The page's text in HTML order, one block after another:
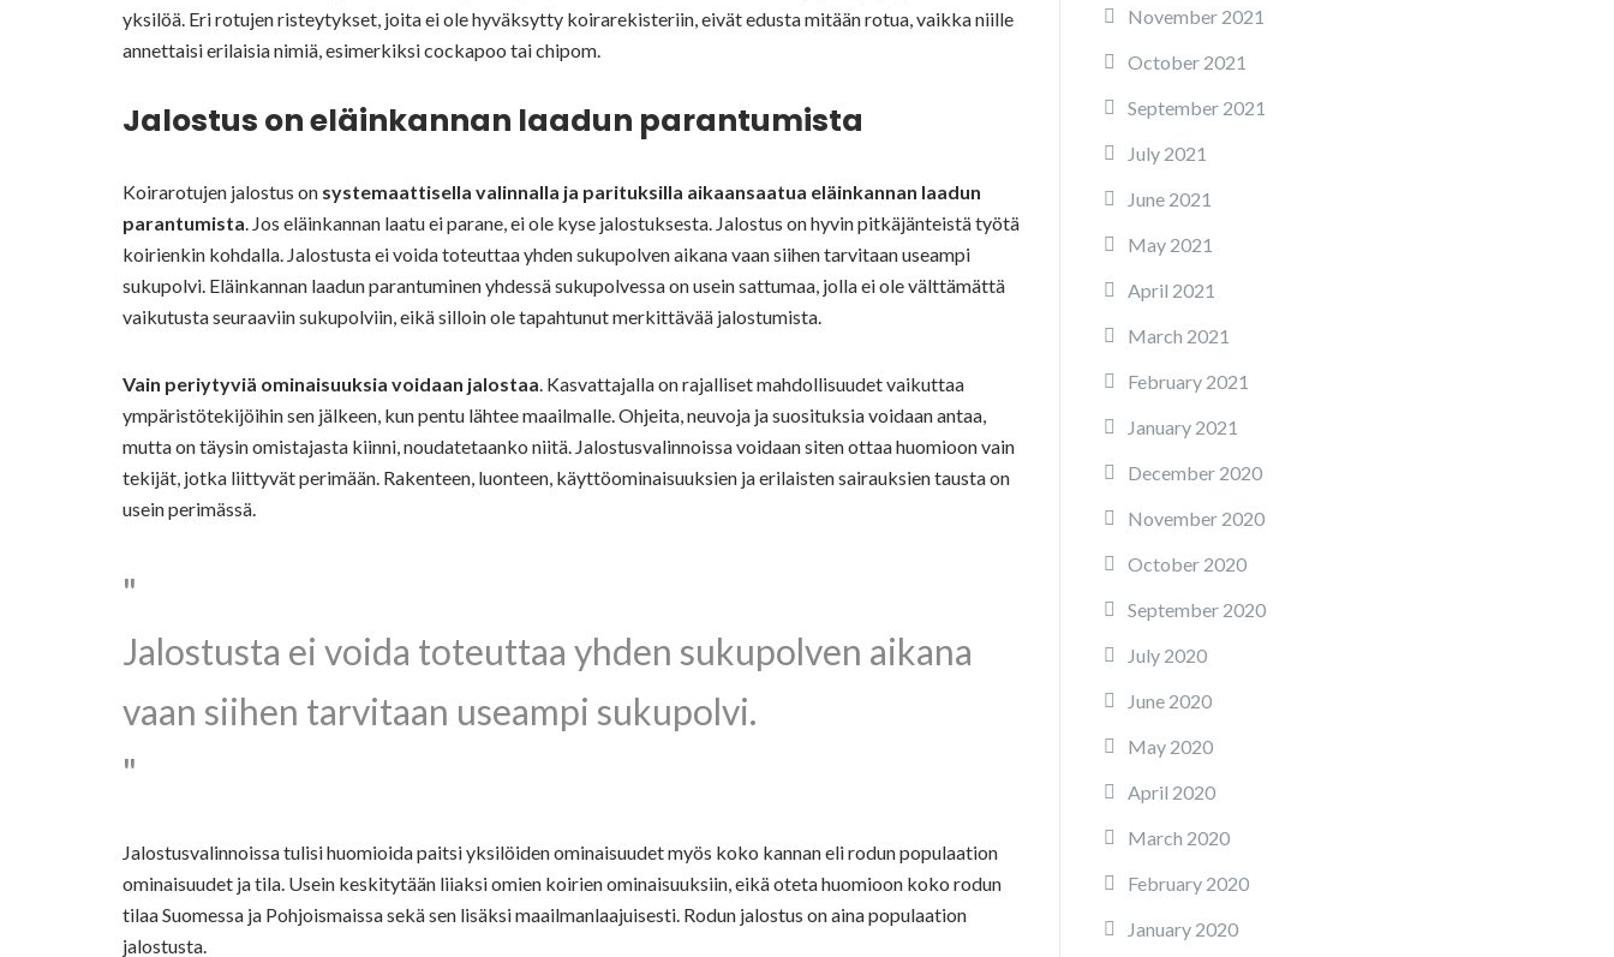
yksilöä. Eri rotujen risteytykset, joita ei ole hyväksytty koirarekisteriin, eivät edusta mitään rotua, vaikka niille
annettaisi erilaisia nimiä, esimerkiksi cockapoo tai chipom.
Jalostus on eläinkannan laadun parantumista
Koirarotujen jalostus on systemaattisella valinnalla ja parituksilla aikaansaatua eläinkannan laadun
parantumista. Jos eläinkannan laatu ei parane, ei ole kyse jalostuksesta. Jalostus on hyvin pitkäjänteistä työtä
koirienkin kohdalla. Jalostusta ei voida toteuttaa yhden sukupolven aikana vaan siihen tarvitaan useampi
sukupolvi. Eläinkannan laadun parantuminen yhdessä sukupolvessa on usein sattumaa, jolla ei ole välttämättä
vaikutusta seuraaviin sukupolviin, eikä silloin ole tapahtunut merkittävää jalostumista.
Vain periytyviä ominaisuuksia voidaan jalostaa. Kasvattajalla on rajalliset mahdollisuudet vaikuttaa
ympäristötekijöihin sen jälkeen, kun pentu lähtee maailmalle. Ohjeita, neuvoja ja suosituksia voidaan antaa,
mutta on täysin omistajasta kiinni, noudatetaanko niitä. Jalostusvalinnoissa voidaan siten ottaa huomioon vain
tekijät, jotka liittyvät perimään. Rakenteen, luonteen, käyttöominaisuuksien ja erilaisten sairauksien tausta on
usein perimässä.
Jalostusta ei voida toteuttaa yhden sukupolven aikana
vaan siihen tarvitaan useampi sukupolvi.
Jalostusvalinnoissa tulisi huomioida paitsi yksilöiden ominaisuudet myös koko kannan eli rodun populaation
ominaisuudet ja tila. Usein keskitytään liiaksi omien koirien ominaisuuksiin, eikä oteta huomioon koko rodun
tilaa Suomessa ja Pohjoismaissa sekä sen lisäksi maailmanlaajuisesti. Rodun jalostus on aina populaation
jalostusta.
November 2021
October 2021
September 2021
July 2021
June 2021
May 2021
April 2021
March 2021
February 2021
January 2021
December 2020
November 2020
October 2020
September 2020
July 2020
June 2020
May 2020
April 2020
March 2020
February 2020
January 2020